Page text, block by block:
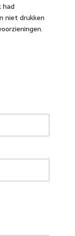
had
niet drukken